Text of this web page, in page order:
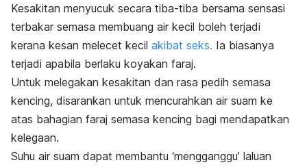
Kesakitan menyucuk secara tiba-tiba bersama sensasi
terbakar semasa membuang air kecil boleh terjadi
kerana kesan melecet kecil akibat seks. Ia biasanya
terjadi apabila berlaku koyakan faraj.
Untuk melegakan kesakitan dan rasa pedih semasa
kencing, disarankan untuk mencurahkan air suam ke
atas bahagian faraj semasa kencing bagi mendapatkan
kelegaan.
Suhu air suam dapat membantu ‘mengganggu’ laluan